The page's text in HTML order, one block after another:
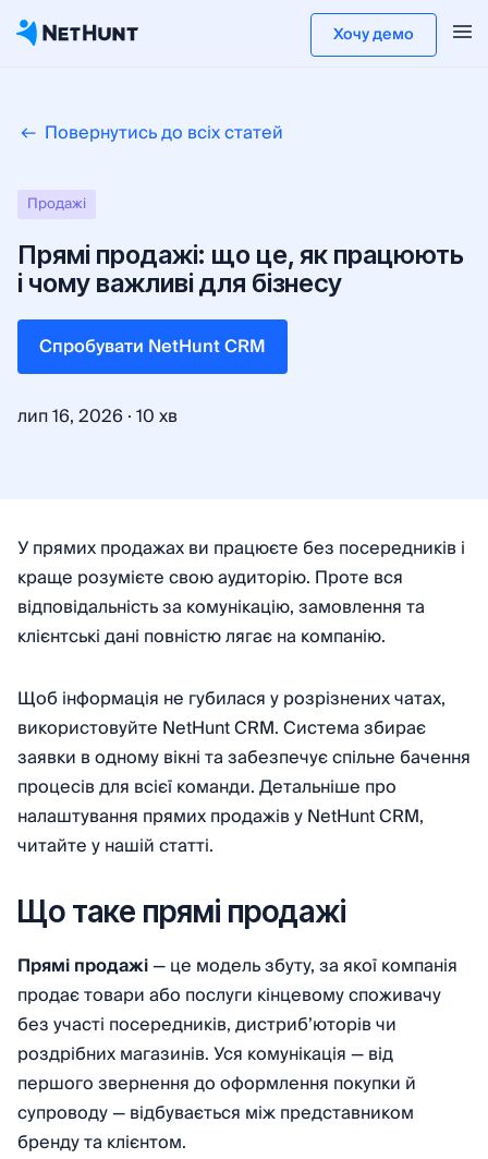
Хочу демо
Повернутись до всіх статей
Продажі
Прямі продажі: що це, як працюють
і чому важливі для бізнесу
Cпробувати NetHunt CRM
лип 16, 2026 ·10 хв
У прямих продажах ви працюєте без посередників і
краще розумієте свою аудиторію. Проте вся
відповідальність за комунікацію, замовлення та
клієнтські дані повністю лягає на компанію.
Щоб інформація не губилася у розрізнених чатах,
використовуйте NetHunt CRM. Система збирає
заявки в одному вікні та забезпечує спільне бачення
процесів для всієї команди. Детальніше про
налаштування прямих продажів у NetHunt CRM,
читайте у нашій статті.
Що таке прямі продажі
Прямі продажі— це модель збуту, за якої компанія
продає товари або послуги кінцевому споживачу
без участі посередників, дистриб’юторів чи
роздрібних магазинів. Уся комунікація — від
першого звернення до оформлення покупки й
супроводу — відбувається між представником
бренду та клієнтом.